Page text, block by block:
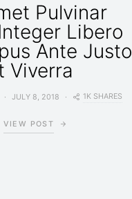
Pulvinar
Libero
Ante Justo
Viverra
JULY 8, 2018 1K SHARES
VIEW POST